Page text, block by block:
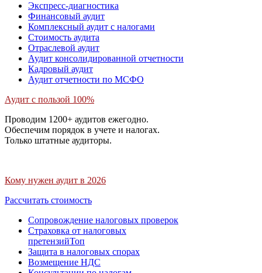
Экспресс-диагностика
Финансовый аудит
Комплексный аудит с налогами
Стоимость аудита
Отраслевой аудит
Аудит консолидированной отчетности
Кадровый аудит
Аудит отчетности по МСФО
Аудит с пользой 100%
Проводим 1200+ аудитов ежегодно.
Обеспечим порядок в учете и налогах.
Только штатные аудиторы.
Кому нужен аудит в 2026
Рассчитать стоимость
Сопровождение налоговых проверок
Страховка от налоговых
претензийТоп
Защита в налоговых спорах
Возмещение НДС